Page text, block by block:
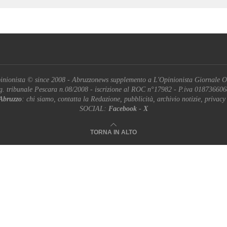
© since 2008 - Abruzzonews supplemento a L'Opinionista Giornale
tribunale Pescara n.08/2008 - iscrizione al ROC n°17982 - P.iva
: chi siamo, contatta la Redazione, pubblicità, archivio notizie, privacy
SOCIAL: Facebook- X
TORNA IN ALTO